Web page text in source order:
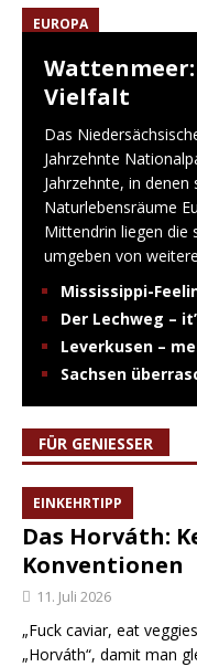
EUROPA
Vielfalt
Das
Jahrzehnte
Jahrzehnte, in
Naturlebensräume
Mittendrin liegen die
umgeben von
Mississippi-
Der Lechweg –
Leverkusen –
Sachsen
FÜR GENIESSER
EINKEHRTIPP
Das Horváth:
Konventionen
11. Juli 2026
„Fuck caviar, eat
„Horváth“, damit man